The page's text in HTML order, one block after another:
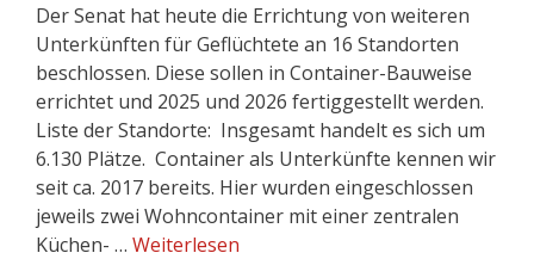
Der Senat hat heute die Errichtung von weiteren
Unterkünften für Geflüchtete an 16 Standorten
beschlossen. Diese sollen in Container-Bauweise
errichtet und 2025 und 2026 fertiggestellt werden.
Liste der Standorte: Insgesamt handelt es sich um
6.130 Plätze. Container als Unterkünfte kennen wir
seit ca. 2017 bereits. Hier wurden eingeschlossen
jeweils zwei Wohncontainer mit einer zentralen
Küchen- … Weiterlesen